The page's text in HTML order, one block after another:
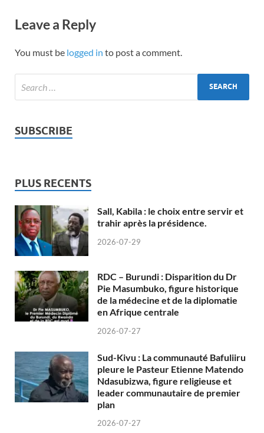
Leave a Reply
You must be logged in to post a comment.
SUBSCRIBE
PLUS RECENTS
Sall, Kabila : le choix entre servir et
trahir après la présidence.
2026-07-29
RDC – Burundi : Disparition du Dr
Pie Masumbuko, figure historique
de la médecine et de la diplomatie
en Afrique centrale
2026-07-27
Sud-Kivu : La communauté Bafuliiru
pleure le Pasteur Etienne Matendo
Ndasubizwa, figure religieuse et
leader communautaire de premier
plan
2026-07-27